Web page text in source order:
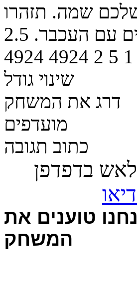
שמה. תזהרו
עם העכבר. 2.5
4924 4924 2 5 1
שינוי גודל
דרג את המשחק
מועדפים
כתוב תגובה
בדפדפן
טוענים את
המשחק